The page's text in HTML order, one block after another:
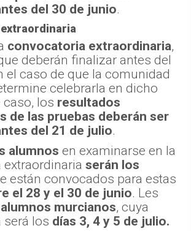
del 30 de junio.
convocatoria extraordinaria,
deberán finalizar antes del
el caso de que la comunidad
celebrarla en dicho
caso, los resultados
de las pruebas deberán ser
del 21 de julio.
alumnos en examinarse en la
serán los
están convocados para estas
el 28 y el 30 de junio. Les
alumnos murcianos, cuya
será los días 3, 4 y 5 de julio.